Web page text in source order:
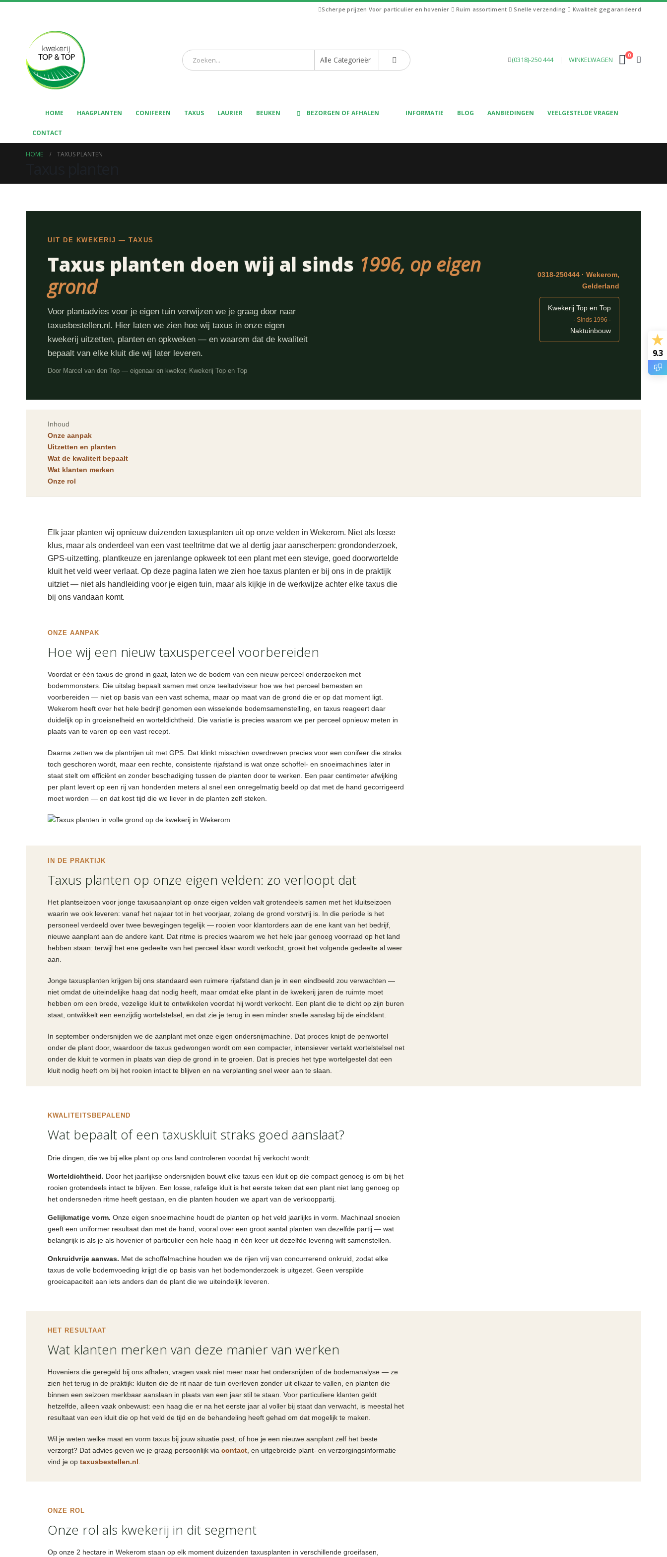
Scherpe prijzen Voor particulier en hovenier Ruim assortiment Snelle verzending Kwaliteit gegarandeerd
(0318)-250 444 | WINKELWAGEN
0
HOME HAAGPLANTEN CONIFEREN TAXUS LAURIER BEUKEN BEZORGEN OF AFHALEN INFORMATIE BLOG AANBIEDINGEN VEELGESTELDE VRAGEN
CONTACT
HOME TAXUS PLANTEN
UIT DE KWEKERIJ — TAXUS
Taxus planten doen wij al sinds 1996, op eigen
grond
Voor plantadvies voor je eigen tuin verwijzen we je graag door naar
taxusbestellen.nl. Hier laten we zien hoe wij taxus in onze eigen
kwekerij uitzetten, planten en opkweken — en waarom dat de kwaliteit
bepaalt van elke kluit die wij later leveren.
Door Marcel van den Top — eigenaar en kweker, Kwekerij Top en Top
0318-250444 · Wekerom,
Gelderland
Kwekerij Top en Top
· Sinds 1996 ·
Naktuinbouw
Inhoud
Onze aanpak
Uitzetten en planten
Wat de kwaliteit bepaalt
Wat klanten merken
Onze rol
Elk jaar planten wij opnieuw duizenden taxusplanten uit op onze velden in Wekerom. Niet als losse
klus, maar als onderdeel van een vast teeltritme dat we al dertig jaar aanscherpen: grondonderzoek,
GPS-uitzetting, plantkeuze en jarenlange opkweek tot een plant met een stevige, goed doorwortelde
kluit het veld weer verlaat. Op deze pagina laten we zien hoe taxus planten er bij ons in de praktijk
uitziet — niet als handleiding voor je eigen tuin, maar als kijkje in de werkwijze achter elke taxus die
bij ons vandaan komt.
ONZE AANPAK
Hoe wij een nieuw taxusperceel voorbereiden
Voordat er één taxus de grond in gaat, laten we de bodem van een nieuw perceel onderzoeken met
bodemmonsters. Die uitslag bepaalt samen met onze teeltadviseur hoe we het perceel bemesten en
voorbereiden — niet op basis van een vast schema, maar op maat van de grond die er op dat moment ligt.
Wekerom heeft over het hele bedrijf genomen een wisselende bodemsamenstelling, en taxus reageert daar
duidelijk op in groeisnelheid en worteldichtheid. Die variatie is precies waarom we per perceel opnieuw meten in
plaats van te varen op een vast recept.
Daarna zetten we de plantrijen uit met GPS. Dat klinkt misschien overdreven precies voor een conifeer die straks
toch geschoren wordt, maar een rechte, consistente rijafstand is wat onze schoffel- en snoeimachines later in
staat stelt om efficiënt en zonder beschadiging tussen de planten door te werken. Een paar centimeter afwijking
per plant levert op een rij van honderden meters al snel een onregelmatig beeld op dat met de hand gecorrigeerd
moet worden — en dat kost tijd die we liever in de planten zelf steken.
IN DE PRAKTIJK
Taxus planten op onze eigen velden: zo verloopt dat
Het plantseizoen voor jonge taxusaanplant op onze eigen velden valt grotendeels samen met het kluitseizoen
waarin we ook leveren: vanaf het najaar tot in het voorjaar, zolang de grond vorstvrij is. In die periode is het
personeel verdeeld over twee bewegingen tegelijk — rooien voor klantorders aan de ene kant van het bedrijf,
nieuwe aanplant aan de andere kant. Dat ritme is precies waarom we het hele jaar genoeg voorraad op het land
hebben staan: terwijl het ene gedeelte van het perceel klaar wordt verkocht, groeit het volgende gedeelte al weer
aan.
Jonge taxusplanten krijgen bij ons standaard een ruimere rijafstand dan je in een eindbeeld zou verwachten —
niet omdat de uiteindelijke haag dat nodig heeft, maar omdat elke plant in de kwekerij jaren de ruimte moet
hebben om een brede, vezelige kluit te ontwikkelen voordat hij wordt verkocht. Een plant die te dicht op zijn buren
staat, ontwikkelt een eenzijdig wortelstelsel, en dat zie je terug in een minder snelle aanslag bij de eindklant.
In september ondersnijden we de aanplant met onze eigen ondersnijmachine. Dat proces knipt de penwortel
onder de plant door, waardoor de taxus gedwongen wordt om een compacter, intensiever vertakt wortelstelsel net
onder de kluit te vormen in plaats van diep de grond in te groeien. Dat is precies het type wortelgestel dat een
kluit nodig heeft om bij het rooien intact te blijven en na verplanting snel weer aan te slaan.
KWALITEITSBEPALEND
Wat bepaalt of een taxuskluit straks goed aanslaat?
Drie dingen, die we bij elke plant op ons land controleren voordat hij verkocht wordt:
Worteldichtheid. Door het jaarlijkse ondersnijden bouwt elke taxus een kluit op die compact genoeg is om bij het
rooien grotendeels intact te blijven. Een losse, rafelige kluit is het eerste teken dat een plant niet lang genoeg op
het ondersneden ritme heeft gestaan, en die planten houden we apart van de verkooppartij.
Gelijkmatige vorm. Onze eigen snoeimachine houdt de planten op het veld jaarlijks in vorm. Machinaal snoeien
geeft een uniformer resultaat dan met de hand, vooral over een groot aantal planten van dezelfde partij — wat
belangrijk is als je als hovenier of particulier een hele haag in één keer uit dezelfde levering wilt samenstellen.
Onkruidvrije aanwas. Met de schoffelmachine houden we de rijen vrij van concurrerend onkruid, zodat elke
taxus de volle bodemvoeding krijgt die op basis van het bodemonderzoek is uitgezet. Geen verspilde
groeicapaciteit aan iets anders dan de plant die we uiteindelijk leveren.
HET RESULTAAT
Wat klanten merken van deze manier van werken
Hoveniers die geregeld bij ons afhalen, vragen vaak niet meer naar het ondersnijden of de bodemanalyse — ze
zien het terug in de praktijk: kluiten die de rit naar de tuin overleven zonder uit elkaar te vallen, en planten die
binnen een seizoen merkbaar aanslaan in plaats van een jaar stil te staan. Voor particuliere klanten geldt
hetzelfde, alleen vaak onbewust: een haag die er na het eerste jaar al voller bij staat dan verwacht, is meestal het
resultaat van een kluit die op het veld de tijd en de behandeling heeft gehad om dat mogelijk te maken.
Wil je weten welke maat en vorm taxus bij jouw situatie past, of hoe je een nieuwe aanplant zelf het beste
verzorgt? Dat advies geven we je graag persoonlijk via contact , en uitgebreide plant- en verzorgingsinformatie
vind je op taxusbestellen.nl
ONZE ROL
Onze rol als kwekerij in dit segment
Op onze 2 hectare in Wekerom staan op elk moment duizenden taxusplanten in verschillende groeifasen,
9.3